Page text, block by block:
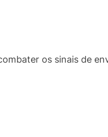
os sinais de